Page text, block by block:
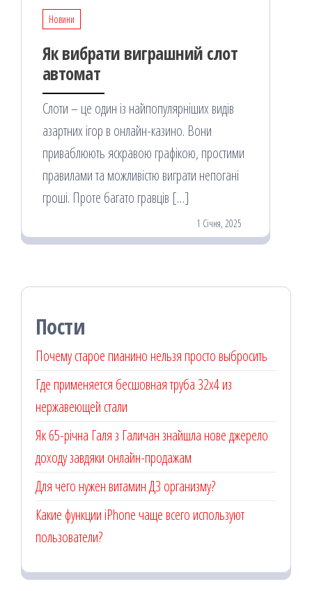
Новини
Як вибрати виграшний слот
автомат
Слоти – це один із найпопулярніших видів
азартних ігор в онлайн-казино. Вони
приваблюють яскравою графікою, простими
правилами та можливістю виграти непогані
гроші. Проте багато гравців […]
1 Січня, 2025
Пости
Почему старое пианино нельзя просто выбросить
Где применяется бесшовная труба 32х4 из
нержавеющей стали
Як 65-річна Галя з Галичан знайшла нове джерело
доходу завдяки онлайн-продажам
Для чего нужен витамин Д3 организму?
Какие функции iPhone чаще всего используют
пользователи?